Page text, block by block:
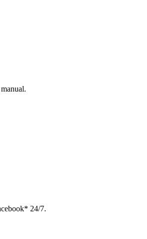
24/7.